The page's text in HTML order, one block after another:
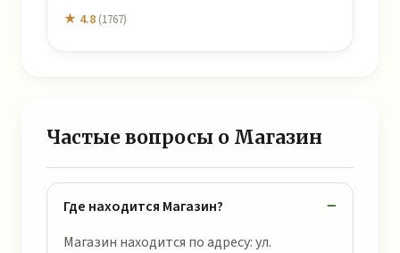
★ 4.8 (1767)
Частые вопросы о Магазин
Где находится Магазин?
Магазин находится по адресу: ул.